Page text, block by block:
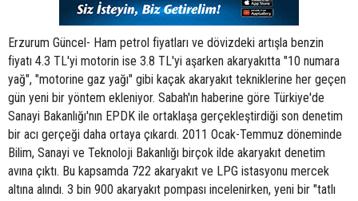
Erzurum Güncel- Ham petrol fiyatları ve dövizdeki artışla benzin
fiyatı 4.3 TL'yi motorin ise 3.8 TL'yi aşarken akaryakıtta "10 numara
yağ", "motorine gaz yağı" gibi kaçak akaryakıt tekniklerine her geçen
gün yeni bir yöntem ekleniyor. Sabah'ın haberine göre Türkiye'de
Sanayi Bakanlığı'nın EPDK ile ortaklaşa gerçekleştirdiği son denetim
bir acı gerçeği daha ortaya çıkardı. 2011 Ocak-Temmuz döneminde
Bilim, Sanayi ve Teknoloji Bakanlığı birçok ilde akaryakıt denetim
avına çıktı. Bu kapsamda 722 akaryakıt ve LPG istasyonu mercek
altına alındı. 3 bin 900 akaryakıt pompası incelenirken, yeni bir "tatlı